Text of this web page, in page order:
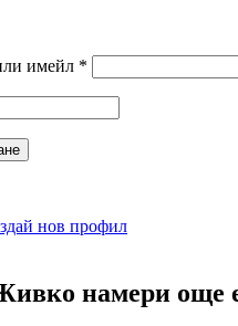
имейл *
нов профил
намери още